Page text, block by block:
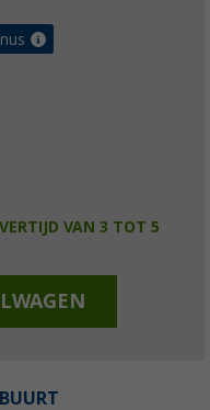
VAN 3 TOT 5